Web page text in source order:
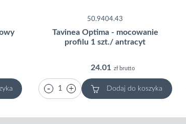
50.9404.43
Tavinea Optima - mocowanie
profilu 1 szt./ antracyt
24.01 zł brutto
Dodaj do koszyka